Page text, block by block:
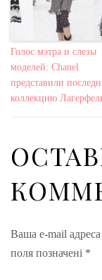
Голос мэтра и слезы
моделей: Chanel
представили
коллекцию
Ваша e-mail
поля позначені *